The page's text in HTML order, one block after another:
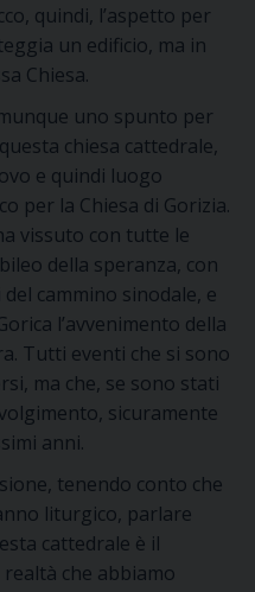
quindi, l’aspetto per
un edificio, ma in
Chiesa.
uno spunto per
chiesa cattedrale,
e quindi luogo
per la Chiesa di Gorizia.
vissuto con tutte le
della speranza, con
cammino sinodale, e
l’avvenimento della
Tutti eventi che si sono
ma che, se sono stati
sicuramente
anni.
tenendo conto che
liturgico, parlare
cattedrale è il
che abbiamo